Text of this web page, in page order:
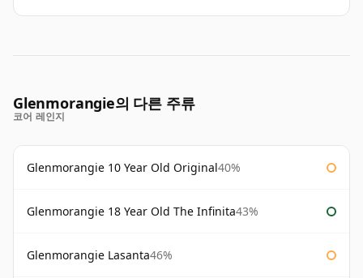
Glenmorangie의 다른 주류
코어 레인지
Glenmorangie 10 Year Old Original40%
Glenmorangie 18 Year Old The Infinita43%
Glenmorangie Lasanta46%